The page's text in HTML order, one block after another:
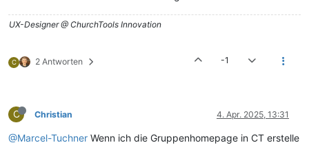
UX-Designer @ ChurchTools Innovation
C 2 Antworten -1
C Christian 4. Apr. 2025, 13:31
@Marcel-Tuchner Wenn ich die Gruppenhomepage in CT erstelle